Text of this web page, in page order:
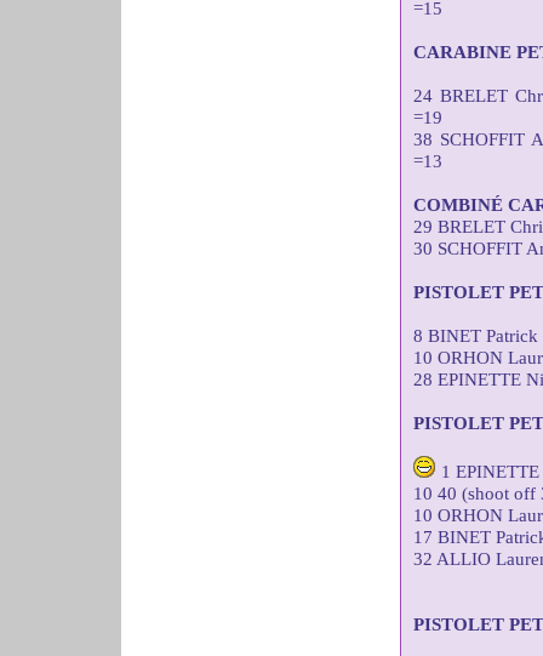
=15
CARABINE
24 BRELET
=19
38 SCHOFFIT
=13
COMBINÉ
29 BRELET
30 SCHOFFIT
PISTOLET
8 BINET Patrick
10 ORHON
28 EPINETTE
PISTOLET
1
10 40 (shoot off
10 ORHON
17 BINET
32 ALLIO
PISTOLET